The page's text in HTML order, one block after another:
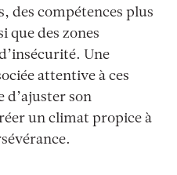
des compétences plus
que des zones
Une
attentive à ces
d’ajuster son
un climat propice à